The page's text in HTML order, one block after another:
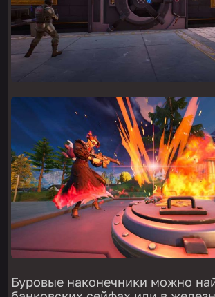
Буровые наконечники можно